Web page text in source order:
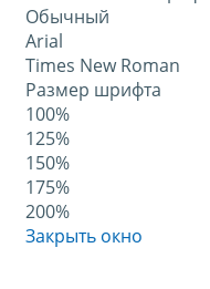
Обычный
Arial
Times New Roman
Размер шрифта
100%
125%
150%
175%
200%
Закрыть окно